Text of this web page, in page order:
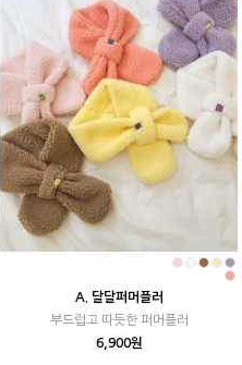
A. 달달퍼머플러
부드럽고 따듯한 퍼머플러
6,900원